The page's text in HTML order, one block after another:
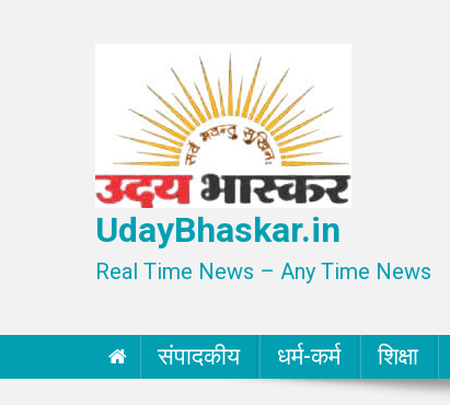
UdayBhaskar.in
Real Time News – Any Time News
संपादकीय धर्म-कर्म शिक्षा